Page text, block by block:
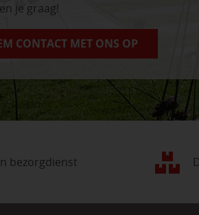
je graag!
CONTACT MET ONS OP
bezorgdienst